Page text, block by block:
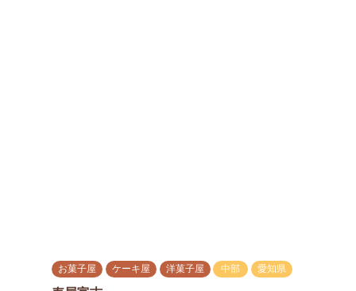
お菓子屋 ケーキ屋 洋菓子屋 中部 愛知県